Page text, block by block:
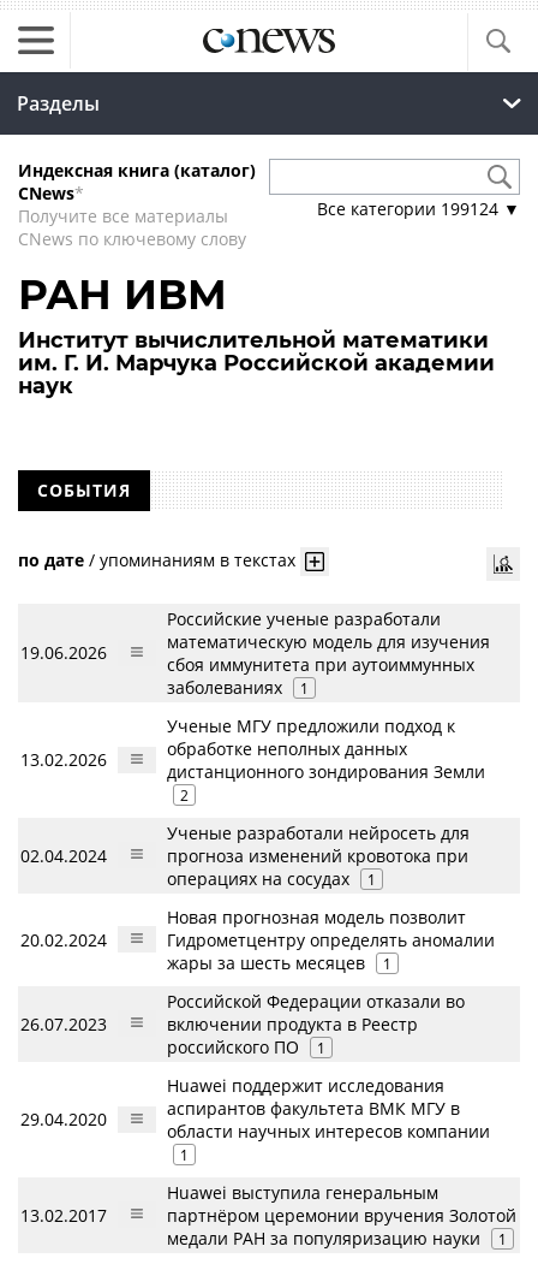
Разделы
Индексная книга (каталог)
CNews*
Получите все материалы
CNews по ключевому слову
Все категории 199124 ▼
РАН ИВМ
Институт вычислительной математики
им. Г. И. Марчука Российской академии
наук
СОБЫТИЯ
по дате / упоминаниям в текстах
19.06.2026
Российские ученые разработали
математическую модель для изучения
сбоя иммунитета при аутоиммунных
заболеваниях
1
13.02.2026
Ученые МГУ предложили подход к
обработке неполных данных
дистанционного зондирования Земли
2
02.04.2024
Ученые разработали нейросеть для
прогноза изменений кровотока при
операциях на сосудах
1
20.02.2024
Новая прогнозная модель позволит
Гидрометцентру определять аномалии
жары за шесть месяцев
1
26.07.2023
Российской Федерации отказали во
включении продукта в Реестр
российского ПО
1
29.04.2020
Huawei поддержит исследования
аспирантов факультета ВМК МГУ в
области научных интересов компании
1
13.02.2017
Huawei выступила генеральным
партнёром церемонии вручения Золотой
медали РАН за популяризацию науки
1